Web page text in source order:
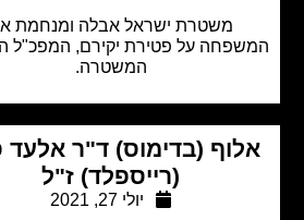
משטרת ישראל אבלה ומנחמת את
המשפחה על פטירת יקירם, המפכ"ל ה- 7 של
המשטרה.
(בדימוס) ד"ר אלעד פלד
(רייספלד) ז"ל